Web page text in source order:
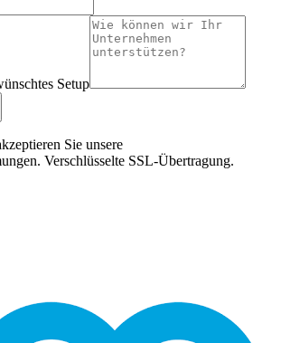
Setup
Sie unsere
Verschlüsselte SSL-Übertragung.